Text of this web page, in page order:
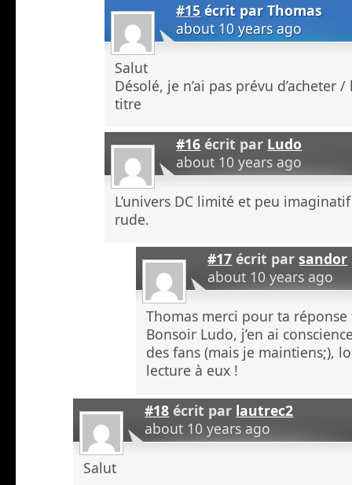
#15 écrit parThomas
about 10 years ago
Salut
Désolé, je n’ai pas prévu d’acheter
titre
#16 écrit par Ludo
about 10 years ago
L’univers DC limité et peu imaginatif
rude.
#17 écrit parsandor
about 10 years ago
Thomas merci pour ta
Bonsoir Ludo, j’en ai
des fans (mais je maintiens;),
lecture à eux !
#18 écrit par lautrec2
about 10 years ago
Salut